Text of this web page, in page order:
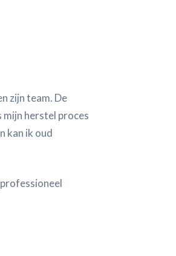
zijn team. De
mijn herstel proces
kan ik oud